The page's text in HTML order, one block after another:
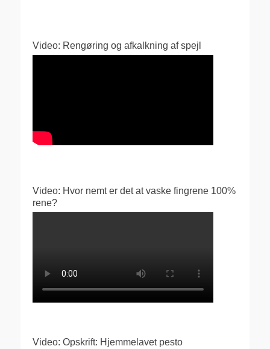
Video: Rengøring og afkalkning af spejl
Video: Hvor nemt er det at vaske fingrene 100%
rene?
Video: Opskrift: Hjemmelavet pesto